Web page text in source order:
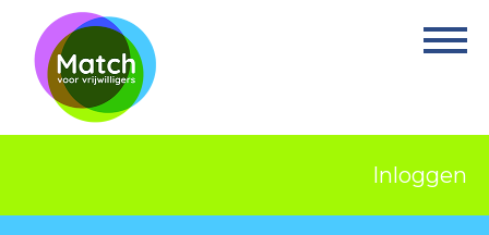
Home
Activiteiten
Inloggen